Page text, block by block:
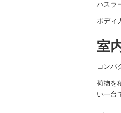
ハスラ
ボディ
室
コンパ
荷物を
い一台